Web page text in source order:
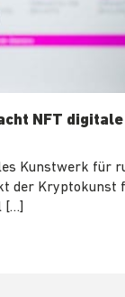
NFT digitale
Kunstwerk für
der Kryptokunst
[…]